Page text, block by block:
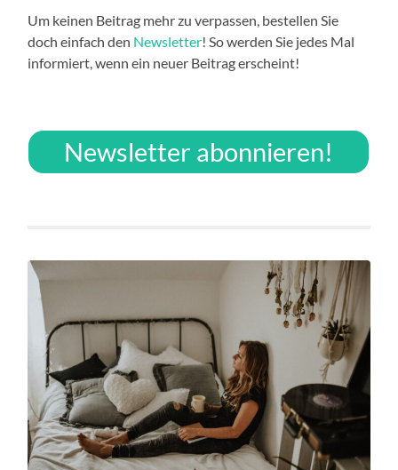
Um keinen Beitrag mehr zu verpassen, bestellen Sie
doch einfach den Newsletter! So werden Sie jedes Mal
informiert, wenn ein neuer Beitrag erscheint!
Newsletter abonnieren!